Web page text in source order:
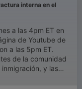
interna en el
a las 4pm ET en
de Youtube de
a las 5pm ET.
de la comunidad
y las